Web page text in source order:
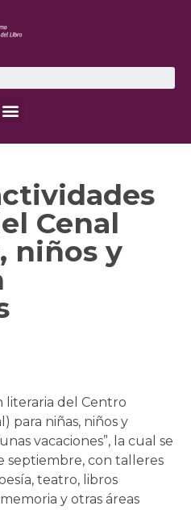
Cenal
niños y
literaria del Centro
para niñas, niños y
vacaciones”, la cual se
septiembre, con talleres
teatro, libros
y otras áreas